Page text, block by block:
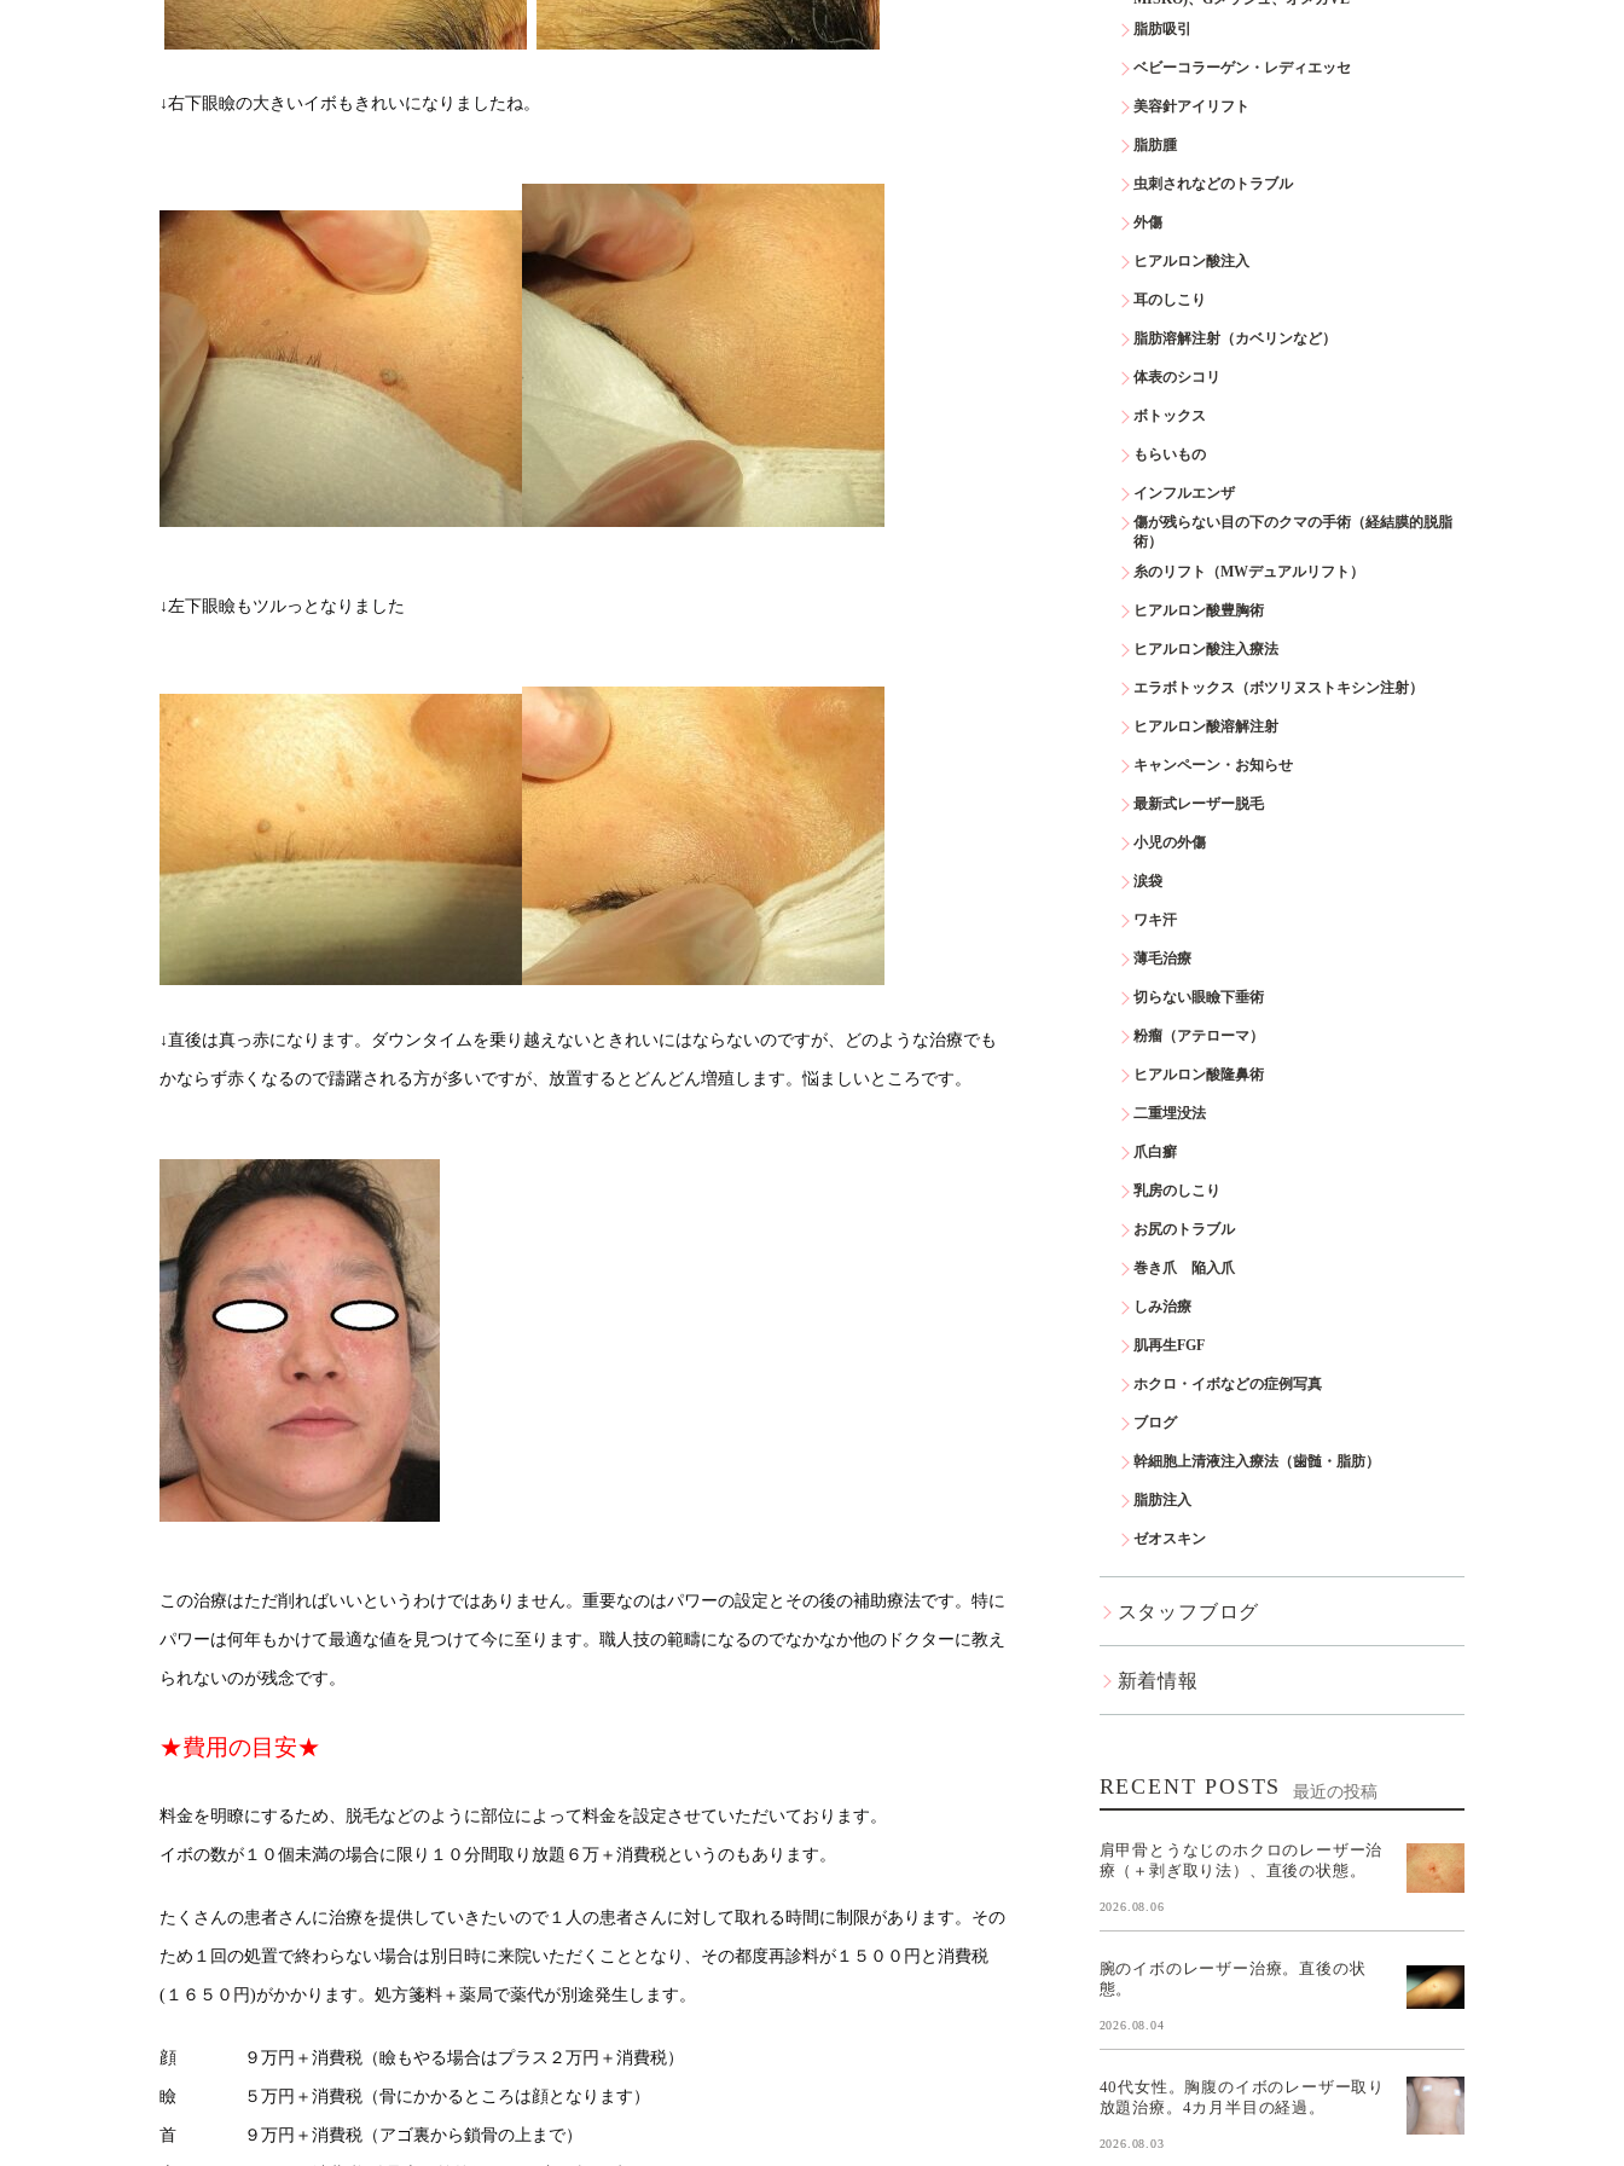
↓右下眼瞼の大きいイボもきれいになりましたね。
↓左下眼瞼もツルっとなりました
↓直後は真っ赤になります。ダウンタイムを乗り越えないときれいにはならないのですが、どのような治療でも
かならず赤くなるので躊躇される方が多いですが、放置するとどんどん増殖します。悩ましいところです。
この治療はただ削ればいいというわけではありません。重要なのはパワーの設定とその後の補助療法です。特に
パワーは何年もかけて最適な値を見つけて今に至ります。職人技の範疇になるのでなかなか他のドクターに教え
られないのが残念です。
★費用の目安★
料金を明瞭にするため、脱毛などのように部位によって料金を設定させていただいております。
イボの数が１０個未満の場合に限り１０分間取り放題６万＋消費税というのもあります。
たくさんの患者さんに治療を提供していきたいので１人の患者さんに対して取れる時間に制限があります。その
ため１回の処置で終わらない場合は別日時に来院いただくこととなり、その都度再診料が１５００円と消費税
(１６５０円)がかかります。処方箋料＋薬局で薬代が別途発生します。
顔 ９万円＋消費税（瞼もやる場合はプラス２万円＋消費税）
瞼 ５万円＋消費税（骨にかかるところは顔となります）
首 ９万円＋消費税（アゴ裏から鎖骨の上まで）
脂肪吸引
ベビーコラーゲン・レディエッセ
美容針アイリフト
脂肪腫
虫刺されなどのトラブル
外傷
ヒアルロン酸注入
耳のしこり
脂肪溶解注射（カベリンなど）
体表のシコリ
ボトックス
もらいもの
インフルエンザ
傷が残らない目の下のクマの手術（経結膜的脱脂
術）
糸のリフト（MWデュアルリフト）
ヒアルロン酸豊胸術
ヒアルロン酸注入療法
エラボトックス（ボツリヌストキシン注射）
ヒアルロン酸溶解注射
キャンペーン・お知らせ
最新式レーザー脱毛
小児の外傷
涙袋
ワキ汗
薄毛治療
切らない眼瞼下垂術
粉瘤（アテローマ）
ヒアルロン酸隆鼻術
二重埋没法
爪白癬
乳房のしこり
お尻のトラブル
巻き爪 陥入爪
しみ治療
肌再生FGF
ホクロ・イボなどの症例写真
ブログ
幹細胞上清液注入療法（歯髄・脂肪）
脂肪注入
ゼオスキン
スタッフブログ
新着情報
RECENT POSTS 最近の投稿
肩甲骨とうなじのホクロのレーザー治
療（＋剥ぎ取り法）、直後の状態。
2026.08.06
腕のイボのレーザー治療。直後の状
態。
2026.08.04
40代女性。胸腹のイボのレーザー取り
放題治療。4カ月半目の経過。
2026.08.03